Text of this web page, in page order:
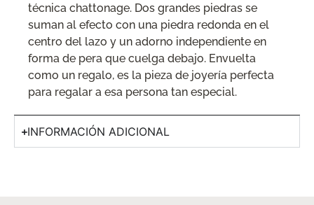
técnica chattonage. Dos grandes piedras se
suman al efecto con una piedra redonda en el
centro del lazo y un adorno independiente en
forma de pera que cuelga debajo. Envuelta
como un regalo, es la pieza de joyería perfecta
para regalar a esa persona tan especial.
INFORMACIÓN ADICIONAL